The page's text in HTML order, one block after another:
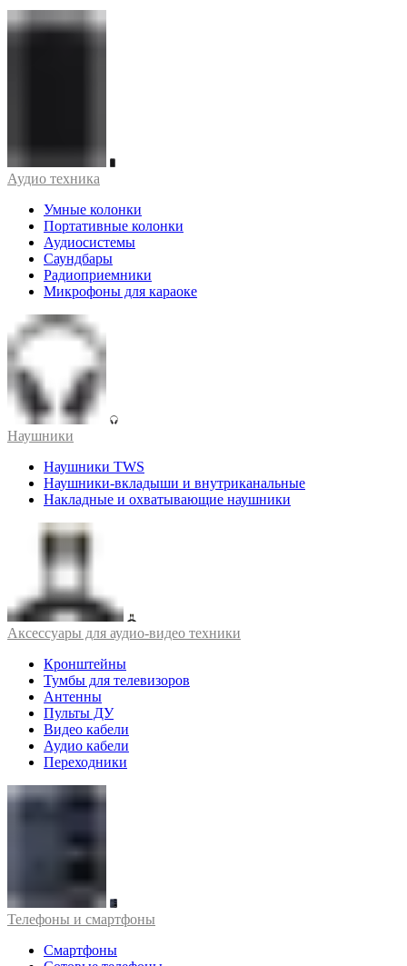
Аудио техника
Умные колонки
Портативные колонки
Аудиосистемы
Саундбары
Радиоприемники
Микрофоны для караоке
Наушники
Наушники TWS
Наушники-вкладыши и внутриканальные
Накладные и охватывающие наушники
Аксессуары для аудио-видео техники
Кронштейны
Тумбы для телевизоров
Антенны
Пульты ДУ
Видео кабели
Аудио кабели
Переходники
Телефоны и смартфоны
Смартфоны